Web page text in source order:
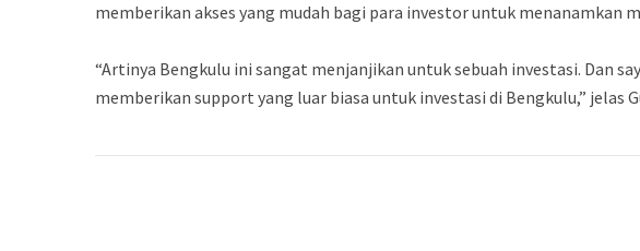
memberikan akses yang mudah bagi para investor untuk menanamkan
“Artinya Bengkulu ini sangat menjanjikan untuk sebuah investasi. Dan
memberikan support yang luar biasa untuk investasi di Bengkulu,” jelas